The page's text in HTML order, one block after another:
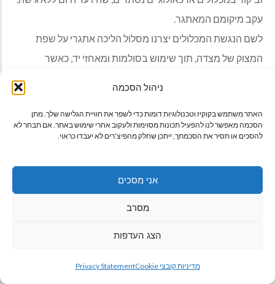
ניהול הסכמה
האתר משתמש בקוקיז וטכנולוגיות דומות כדי לשפר את חוויית הגלישה שלך. מתן
הסכמה מאפשר לנו להפעיל תכונות מסוימות ולעקוב אחרי שימוש באתר. אם תבחר לא
להסכים או תסיר את הסכמתך, ייתכן שחלק מהפיצ’רים לא יעבדו כראוי.
אני מסכים
מסרב
הצג העדפות
מדיניות קובצי Cookie Privacy Statement
עקב מיקומם המאתגר.
לשם הנגשת המכלולים יצרנו מסלול הליכה אתגרי על שפת
המצוק של מצדה, תוך שימוש בסולמות ומאחזי יד, כאשר
לאורך המסלול תוכלו ליהנות מנוף מרהיב המתחיל במדבר
יהודה ומסתיים אל מול ים המלח.
המסלול מתאים למיטיבי לכת, ולילדים מעל גיל 10.
השביל נמצא בחלק הדרומי של במת ההר, יש ללכת עד לקצה
הדרומי ביותר בבמת ההר – למצודה הדרומית.
לראש